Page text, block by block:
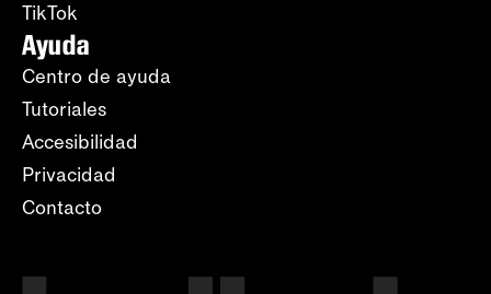
TikTok
Ayuda
Centro de ayuda
Tutoriales
Accesibilidad
Privacidad
Contacto